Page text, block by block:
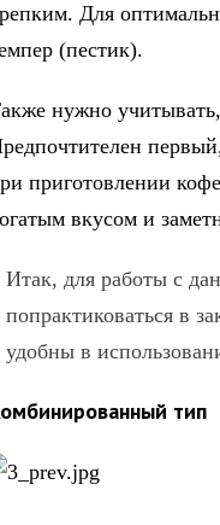
Для
(пестик).
нужно
приготовлении
вкусом и
Итак, для работы с
попрактиковаться в
удобны в
тип